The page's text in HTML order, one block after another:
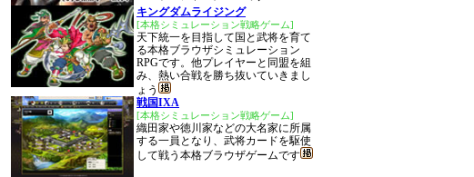
キングダムライジング
[本格シミュレーション戦略ゲーム]
天下統一を目指して国と武将を育て
る本格ブラウザシミュレーション
RPGです。他プレイヤーと同盟を組
み、熱い合戦を勝ち抜いていきまし
ょう
戦国IXA
[本格シミュレーション戦略ゲーム]
織田家や徳川家などの大名家に所属
する一員となり、武将カードを駆使
して戦う本格ブラウザゲームです